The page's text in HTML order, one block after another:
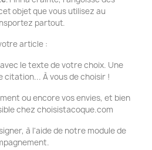
objet que vous utilisez au
partout.
article :
le texte de votre choix. Une
citation... À vous de choisir !
ou encore vos envies, et bien
chez choisistacoque.com
à l'aide de notre module de